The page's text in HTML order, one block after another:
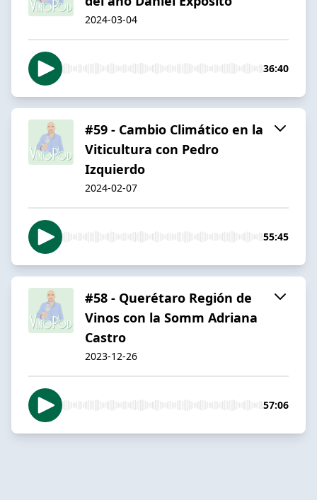
2024-03-04
36:40
#59 - Cambio Climático en la
Viticultura con Pedro
Izquierdo
2024-02-07
55:45
#58 - Querétaro Región de
Vinos con la Somm Adriana
Castro
2023-12-26
57:06